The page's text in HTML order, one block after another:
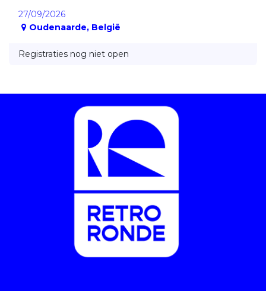
27/09/2026
Oudenaarde, België
Registraties nog niet open